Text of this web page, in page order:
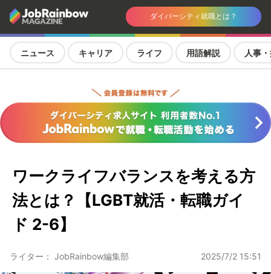
ダイバーシティ就職とは？
ニュース キャリア ライフ 用語解説 人事
ワークライフバランスを考える方
法とは？【LGBT就活・転職ガイ
ド 2-6】
ライター： JobRainbow編集部 2025/7/2 15:51